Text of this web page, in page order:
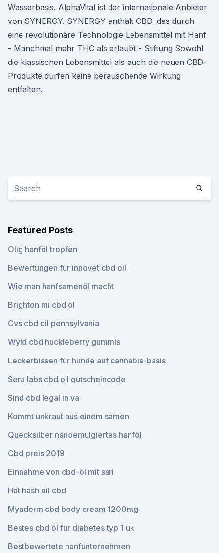
Wasserbasis. AlphaVital ist der internationale Anbieter
von SYNERGY. SYNERGY enthält CBD, das durch
eine revolutionäre Technologie Lebensmittel mit Hanf
- Manchmal mehr THC als erlaubt - Stiftung Sowohl
die klassischen Lebens­mittel als auch die neuen CBD-
Produkte dürfen keine berauschende Wirkung
entfalten.
Featured Posts
Olig hanföl tropfen
Bewertungen für innovet cbd oil
Wie man hanfsamenöl macht
Brighton mi cbd öl
Cvs cbd oil pennsylvania
Wyld cbd huckleberry gummis
Leckerbissen für hunde auf cannabis-basis
Sera labs cbd oil gutscheincode
Sind cbd legal in va
Kommt unkraut aus einem samen
Quecksilber nanoemulgiertes hanföl
Cbd preis 2019
Einnahme von cbd-öl mit ssri
Hat hash oil cbd
Myaderm cbd body cream 1200mg
Bestes cbd öl für diabetes typ 1 uk
Bestbewertete hanfunternehmen